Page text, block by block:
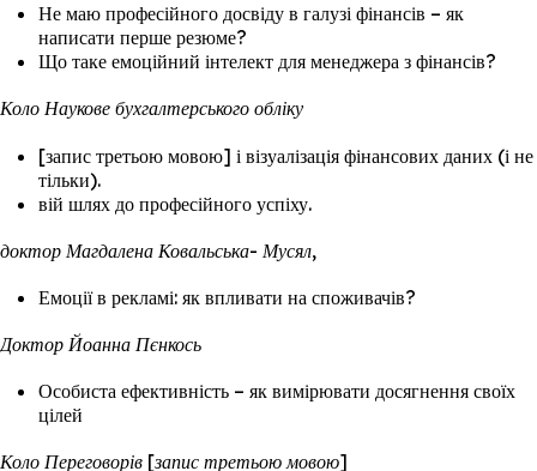
Не маю професійного досвіду в галузі фінансів – як
написати перше резюме?
Що таке емоційний інтелект для менеджера з фінансів?
Коло Наукове бухгалтерського обліку
[запис третьою мовою] і візуалізація фінансових даних (і не
тільки).
вій шлях до професійного успіху.
доктор Магдалена Ковальська- Мусял,
Емоції в рекламі: як впливати на споживачів?
Доктор Йоанна Пєнкось
Особиста ефективність – як вимірювати досягнення своїх
цілей
Коло Переговорів [запис третьою мовою]